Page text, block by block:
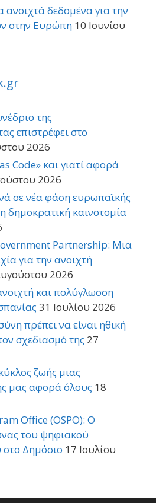
ανοιχτά δεδομένα για την
στην Ευρώπη 10 Ιουνίου
της
επιστρέφει στο
2026
Code» και γιατί αφορά
2026
σε νέα φάση ευρωπαϊκής
δημοκρατική καινοτομία
Partnership: Μια
για την ανοιχτή
2026
και πολύγλωσση
31 Ιουλίου 2026
πρέπει να είναι ηθική
σχεδιασμό της 27
ζωής μιας
μας αφορά όλους 18
Office (OSPO): Ο
του ψηφιακού
Δημόσιο 17 Ιουλίου